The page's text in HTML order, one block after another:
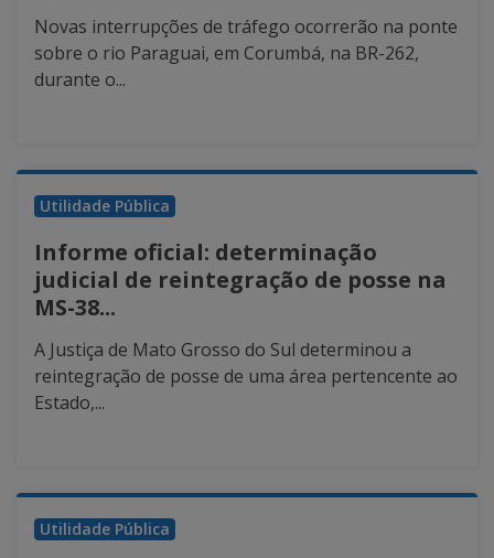
Novas interrupções de tráfego ocorrerão na ponte
sobre o rio Paraguai, em Corumbá, na BR-262,
durante o...
Utilidade Pública
Informe oficial: determinação
judicial de reintegração de posse na
MS-38...
A Justiça de Mato Grosso do Sul determinou a
reintegração de posse de uma área pertencente ao
Estado,...
Utilidade Pública